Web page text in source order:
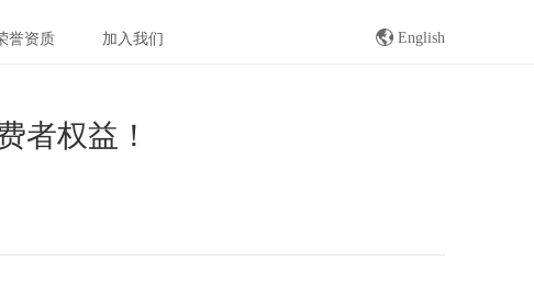
English
誉资质 加入我们
者权益！